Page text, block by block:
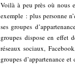
Voilà à peu près où nous
exemple : plus personne
ses groupes
groupes dispose en effet
réseaux sociaux,
groupes d’appartenance